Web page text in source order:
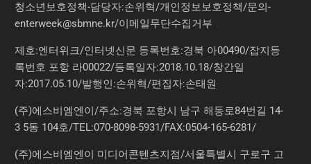
청소년보호정책-담당자:손위혁/개인정보보호정책/문의-
enterweek@sbmne.kr/이메일무단수집거부
제호:엔터위크/인터넷신문 등록번호:경북 아00490/잡지등
록번호 포항 라00022/등록일자:2018.10.18/창간일
자:2017.05.10/발행인:손위혁/편집자:손태원
(주)에스비엠엔이/주소:경북 포항시 남구 해동로84번길 14-
3 5동 104호/TEL:070-8098-5931/FAX:0504-165-6281/
(주)에스비엠엔이 미디어콘텐츠지점/서울특별시 구로구 고